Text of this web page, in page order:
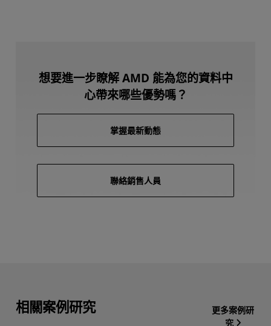
想要進一步瞭解 AMD 能為您的資料中
心帶來哪些優勢嗎？
掌握最新動態
聯絡銷售人員
相關案例研究
更多案例研
究